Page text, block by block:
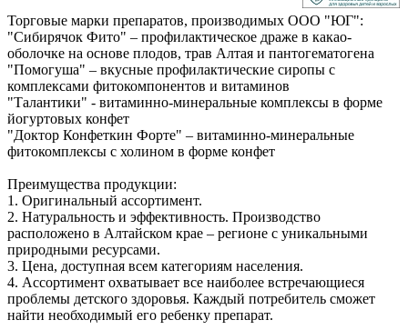
Торговые марки препаратов, производимых ООО "ЮГ":
"Сибирячок Фито" – профилактическое драже в какао-
оболочке на основе плодов, трав Алтая и пантогематогена
"Помогуша" – вкусные профилактические сиропы с
комплексами фитокомпонентов и витаминов
"Талантики" - витаминно-минеральные комплексы в форме
йогуртовых конфет
"Доктор Конфеткин Форте" – витаминно-минеральные
фитокомплексы с холином в форме конфет
Преимущества продукции:
1. Оригинальный ассортимент.
2. Натуральность и эффективность. Производство
расположено в Алтайском крае – регионе с уникальными
природными ресурсами.
3. Цена, доступная всем категориям населения.
4. Ассортимент охватывает все наиболее встречающиеся
проблемы детского здоровья. Каждый потребитель сможет
найти необходимый его ребенку препарат.